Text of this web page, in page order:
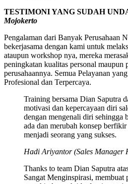
TESTIMONI YANG SUDAH
Mojokerto
Pengalaman dari Banyak Perusahaan
bekerjasama dengan kami untuk
ataupun workshop nya, mereka
peningkatan kualitas personal maupun
perusahaannya. Semua Pelayanan
Profesional dan Terpercaya.
Training bersama Dian Saputra
motivasi dan kepercayaan diri
dengan mengenali diri sehingga
ada dan merubah konsep
menjadi seorang yang sukses.
Hadi Ariyantor (Sales Manager
Thanks to team Dian Saputra
Sangat Menginspirasi, membuat